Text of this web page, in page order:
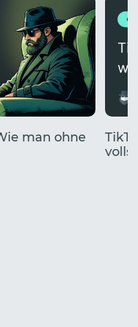
man ohne